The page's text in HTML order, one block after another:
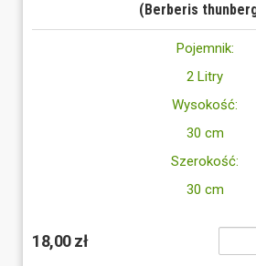
(Berberis
Pojemnik:
2 Litry
Wysokość:
30 cm
Szerokość:
30 cm
18,00 zł